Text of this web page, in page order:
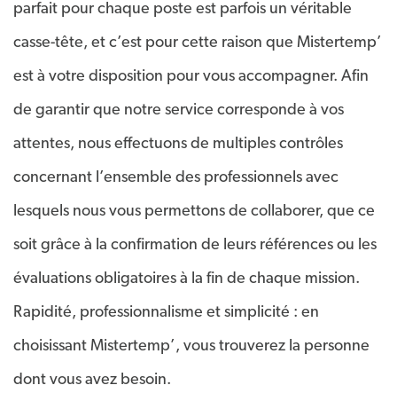
parfait pour chaque poste est parfois un véritable
casse-tête, et c’est pour cette raison que Mistertemp’
est à votre disposition pour vous accompagner. Afin
de garantir que notre service corresponde à vos
attentes, nous effectuons de multiples contrôles
concernant l’ensemble des professionnels avec
lesquels nous vous permettons de collaborer, que ce
soit grâce à la confirmation de leurs références ou les
évaluations obligatoires à la fin de chaque mission.
Rapidité, professionnalisme et simplicité : en
choisissant Mistertemp’, vous trouverez la personne
dont vous avez besoin.